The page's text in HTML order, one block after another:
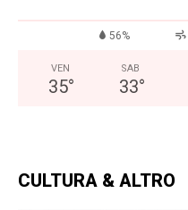
56%
VEN
35°
SAB
33°
CULTURA & ALTRO